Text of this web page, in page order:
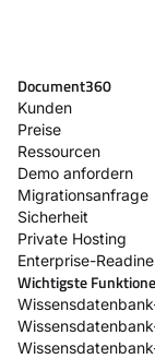
Document360
Kunden
Preise
Ressourcen
Demo anfordern
Migrationsanfrage
Sicherheit
Private Hosting
Enterprise-
Wichtigste